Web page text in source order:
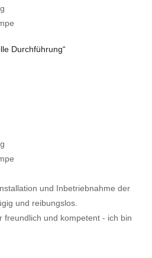
Durchführung“
und Inbetriebnahme der
und reibungslos.
freundlich und kompetent - ich bin